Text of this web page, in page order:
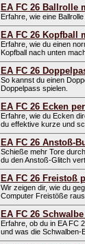
EA FC 26 Ballrolle
Erfahre, wie eine
EA FC 26 Kopfball
Erfahre, wie du einen
Kopfball nach unten
EA FC 26
So kannst du einen
Doppelpass spielen.
EA FC 26 Ecken
Erfahre, wie du Ecken
du effektive kurze und
EA FC 26 Anstoß-
Schieße mehr Tore
du den Anstoß-Glitch
EA FC 26 Freistoß
Wir zeigen dir, wie du
Computer Freistöße
EA FC 26
Erfahre, ob du in EA FC
und was die Schwalben-